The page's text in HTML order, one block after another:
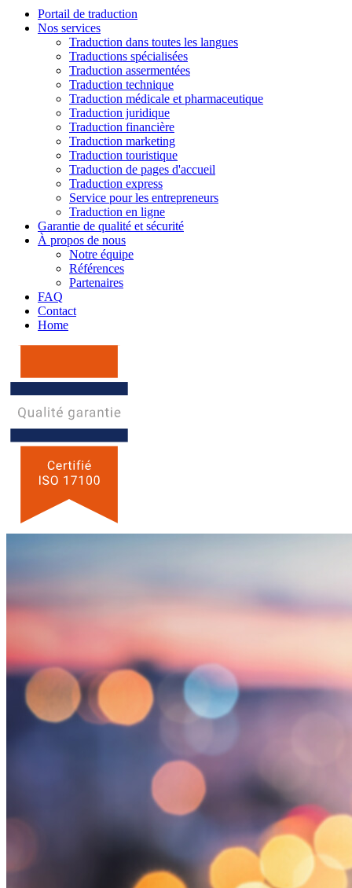
Portail de traduction
Nos services
Traduction dans toutes les langues
Traductions spécialisées
Traduction assermentées
Traduction technique
Traduction médicale et pharmaceutique
Traduction juridique
Traduction financière
Traduction marketing
Traduction touristique
Traduction de pages d'accueil
Traduction express
Service pour les entrepreneurs
Traduction en ligne
Garantie de qualité et sécurité
À propos de nous
Notre équipe
Références
Partenaires
FAQ
Contact
Home